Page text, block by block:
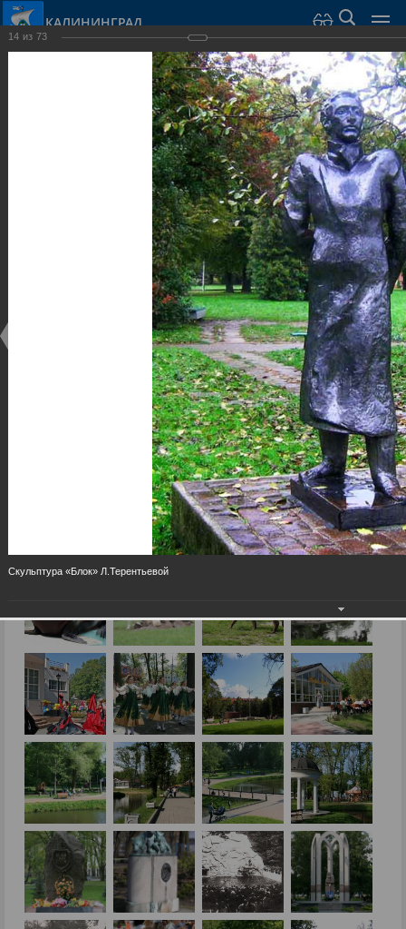
КАЛИНИНГРАД
Город › Фотогалерея
Парки и скверы
14 из 73
Скульптура «Блок» Л.Терентьевой